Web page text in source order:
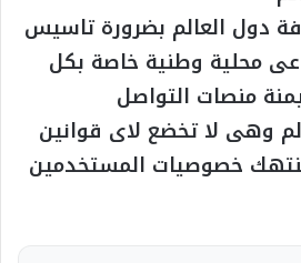
دول العالم بضرورة تاسيس
محلية وطنية خاصة بكل
منصات التواصل
وهى لا تخضع لاى قوانين
خصوصيات المستخدمين